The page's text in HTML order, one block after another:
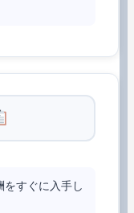
をすぐに入手し